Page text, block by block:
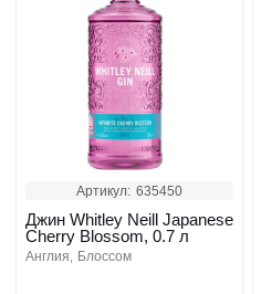
Артикул: 635450
Джин Whitley Neill Japanese
Cherry Blossom, 0.7 л
англия блоссом